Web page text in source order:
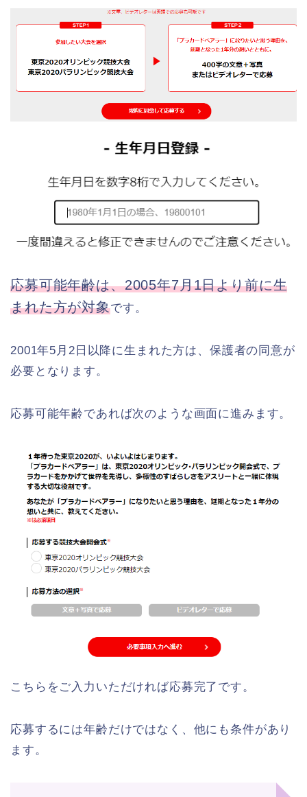
応募可能年齢は、2005年7月1日より前に生
まれた方が対象です。
2001年5月2日以降に生まれた方は、保護者の同意が
必要となります。
応募可能年齢であれば次のような画面に進みます。
こちらをご入力いただければ応募完了です。
応募するには年齢だけではなく、他にも条件があり
ます。